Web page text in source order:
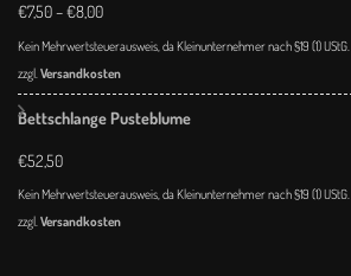
€7,50–€8,00
Kein Mehrwertsteuerausweis, da Kleinunternehmer nach §19 (1) UStG.
zzgl. Versandkosten
Bettschlange Pusteblume
€52,50
Kein Mehrwertsteuerausweis, da Kleinunternehmer nach §19 (1) UStG.
zzgl.Versandkosten